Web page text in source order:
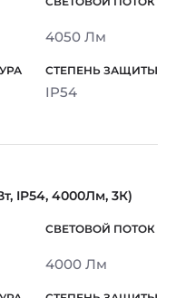
4050 Лм
IP54
IP54, 4000Лм, 3К)
4000 Лм